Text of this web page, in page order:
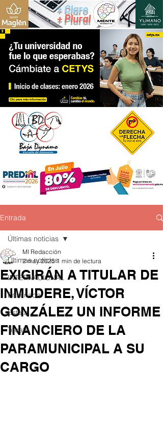
+ Claro
+ Plural
Entrada
Últimas noticias
INTERNACIONAL
Ensenada
Estatal
Tecate
Últimas noticias
EXIGIRÁN A TITULAR DE
INMUDERE, VÍCTOR
GONZÁLEZ UN INFORME
FINANCIERO DE LA
PARAMUNICIPAL A SU
CARGO
MI Redacción
2 may 2025 1 min de lectura